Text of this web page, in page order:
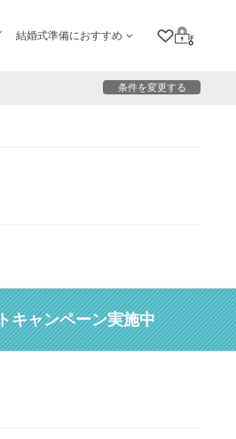
結婚式準備におすすめ
クリップリスト
ログイン
条件を変更する
キャンペーン実施中